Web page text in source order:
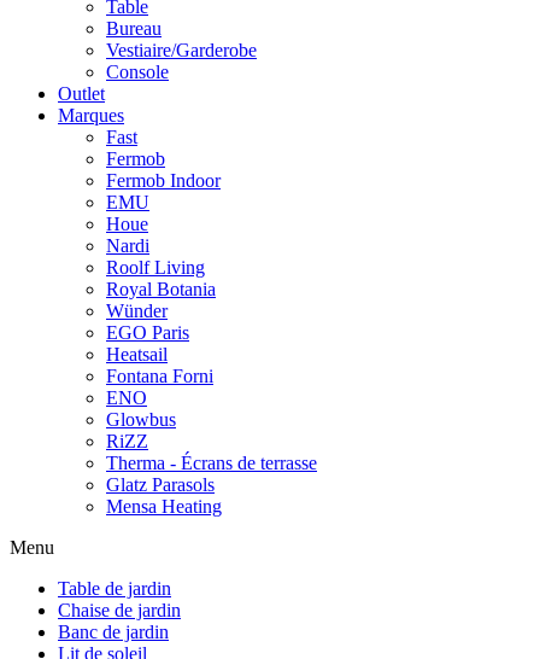
Table
Bureau
Vestiaire/Garderobe
Console
Outlet
Marques
Fast
Fermob
Fermob Indoor
EMU
Houe
Nardi
Roolf Living
Royal Botania
Wünder
EGO Paris
Heatsail
Fontana Forni
ENO
Glowbus
RiZZ
Therma - Écrans de terrasse
Glatz Parasols
Mensa Heating
Menu
Table de jardin
Chaise de jardin
Banc de jardin
Lit de soleil